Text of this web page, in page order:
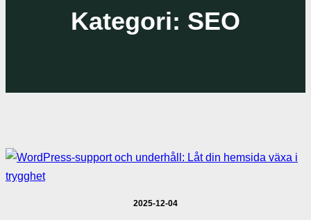
Kategori: SEO
2025-12-04